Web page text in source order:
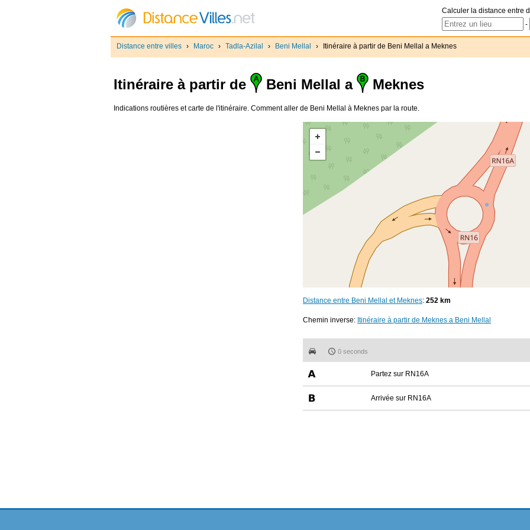
Calculer la distance entre
-
Distance entre villes › Maroc › Tadla-Azilal › Beni Mellal › Itinéraire à partir de Beni Mellal a Meknes
Itinéraire à partir de Beni Mellal a Meknes
Indications routières et carte de l'itinéraire. Comment aller de Beni Mellal à Meknes par la route.
Distance entre Beni Mellal et Meknes: 252 km
Chemin inverse: Itinéraire à partir de Meknes a Beni Mellal
0 seconds
Partez sur RN16A
Arrivée sur RN16A